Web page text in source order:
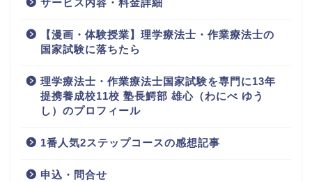
サービス内容・料金詳細
【漫画・体験授業】理学療法士・作業療法士の
国家試験に落ちたら
理学療法士・作業療法士国家試験を専門に13年
提携養成校11校 塾長鰐部 雄心（わにべ ゆう
し）のプロフィール
1番人気2ステップコースの感想記事
申込・問合せ